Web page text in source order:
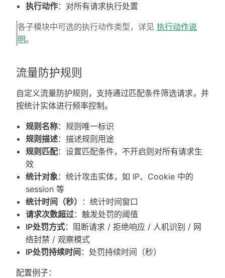
执行动作：对所有请求执行处置
各子模块中可选的执行动作类型，详见执行动作说
明。
流量防护规则
自定义流量防护规则，支持通过匹配条件筛选请求，并
按统计实体进行频率控制。
规则名称：规则唯一标识
规则描述：描述规则用途
规则匹配：设置匹配条件，不开启则对所有请求生
效
统计对象 ：统计攻击实体，如 IP、Cookie 中的
session 等
统计时间（秒）
：统计时间窗口
请求次数超过：触发处罚的阈值
IP处罚方式：阻断请求 / 拒绝响应 / 人机识别 / 网
络封禁 / 观察模式
IP处罚持续时间 ：处罚持续时间（秒）
配置例子：